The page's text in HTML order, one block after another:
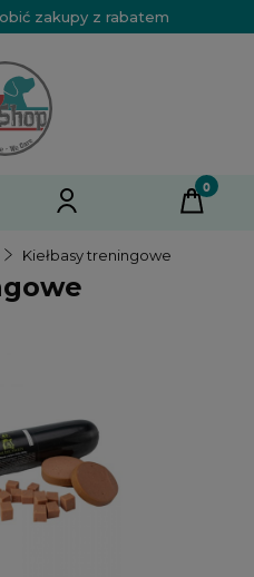
zakupy z rabatem
Kiełbasy treningowe